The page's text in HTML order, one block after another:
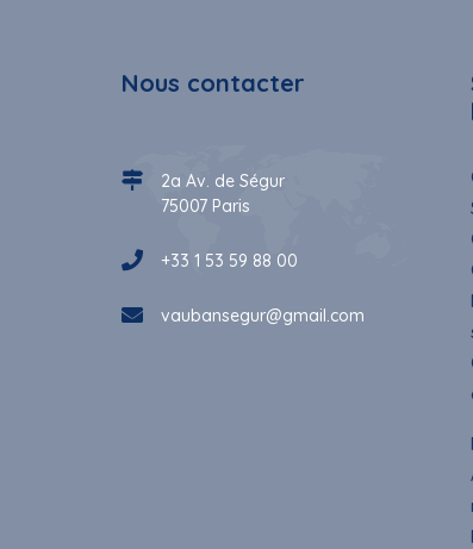
Nous contacter
2a Av. de Ségur
75007 Paris
+33 1 53 59 88 00
vaubansegur@gmail.com